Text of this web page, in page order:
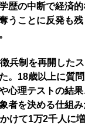
歴の中断で経済
うことに反発も
兵制を再開した
。18歳以上に質
心理テストの結
者を決める仕組
けて1万2千人に